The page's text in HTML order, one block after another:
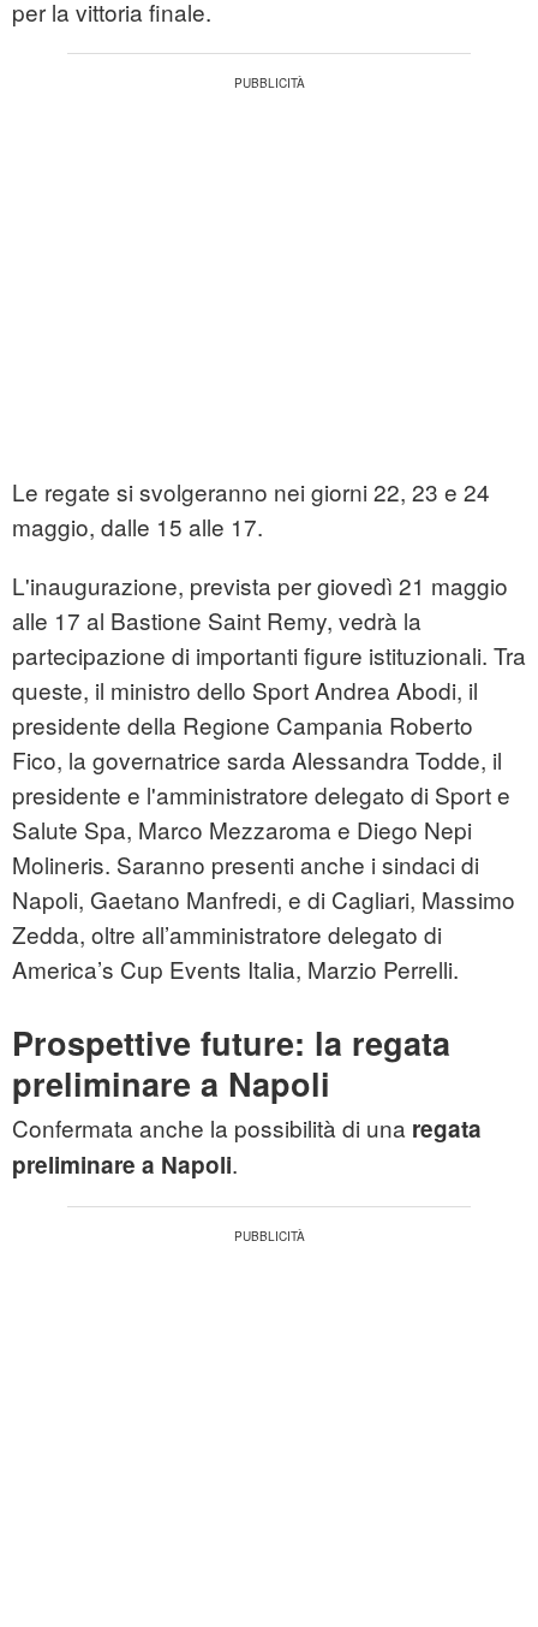
per la vittoria finale.
Le regate si svolgeranno nei giorni 22, 23 e 24
maggio, dalle 15 alle 17.
L'inaugurazione, prevista per giovedì 21 maggio
alle 17 al Bastione Saint Remy, vedrà la
partecipazione di importanti figure istituzionali. Tra
queste, il ministro dello Sport Andrea Abodi, il
presidente della Regione Campania Roberto
Fico, la governatrice sarda Alessandra Todde, il
presidente e l'amministratore delegato di Sport e
Salute Spa, Marco Mezzaroma e Diego Nepi
Molineris. Saranno presenti anche i sindaci di
Napoli, Gaetano Manfredi, e di Cagliari, Massimo
Zedda, oltre all’amministratore delegato di
America’s Cup Events Italia, Marzio Perrelli.
Prospettive future: la regata
preliminare a Napoli
Confermata anche la possibilità di una regata
preliminare a Napoli.